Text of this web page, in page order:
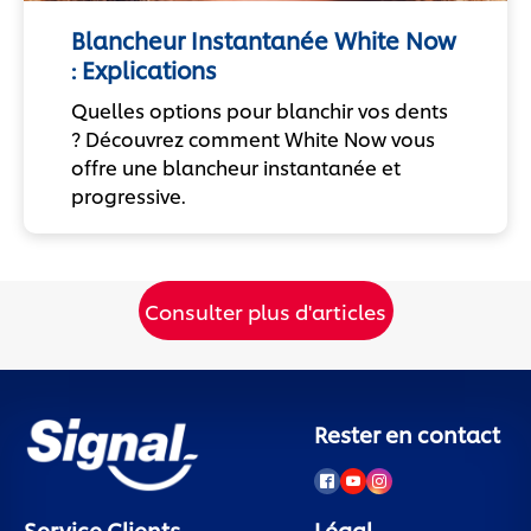
Blancheur Instantanée White Now
: Explications
Quelles options pour blanchir vos dents
? Découvrez comment White Now vous
offre une blancheur instantanée et
progressive.
Consulter plus d'articles
Rester en contact